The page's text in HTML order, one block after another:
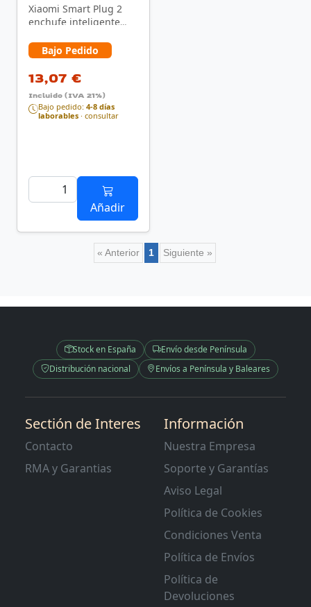
Xiaomi Smart Plug 2
enchufe inteligente
Bajo Pedido
13,07 €
Incluido (IVA 21%)
Bajo pedido: 4-8 días
laborables · consultar
Añadir
« Anterior 1 Siguiente »
Stock en España
Envío desde Península
Distribución nacional
Envíos a Península y Baleares
Sectión de Interes
Contacto
RMA y Garantias
Información
Nuestra Empresa
Soporte y Garantías
Aviso Legal
Política de Cookies
Condiciones Venta
Política de Envíos
Política de
Devoluciones